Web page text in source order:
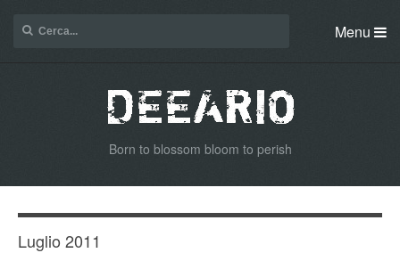
Menu
Born to blossom bloom to perish
Luglio 2011